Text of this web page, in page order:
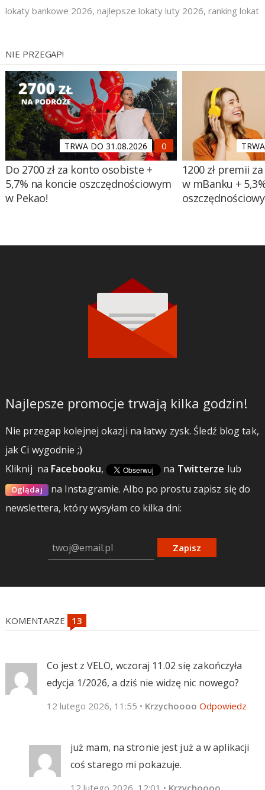
lokaty bankowe 2026, najlepsze lokaty luty 2026, ranking lokat
NIE PRZEGAP!
TRWA DO 31.08.2026
Do 2700 zł za konto osobiste +
5,7% na koncie oszczędnościowym
w Pekao!
1200 zł premii
w mBanku +
Najlepsze promocje trwają kilka godzin!
Nie przegap kolejnej okazji na łatwy zysk. Śledź blog tak,
jak Ci wygodnie ;)
Kliknij na Facebooku, na Twitterze lub
Oglądaj na Instagramie.Albo po prostu zapisz się do
newslettera, który wysyłam co kilka dni:
Zapisz
KOMENTARZE
Co jest z VELO, wczoraj 11.02 się zakończyła
edycja 1/2026, a dziś nie widzę nic nowego?
12 lutego 2026, 11:55 • Krzychoooo Odpowiedz
już mam, na stronie jest już a w aplikacji
coś starego mi pokazuje.